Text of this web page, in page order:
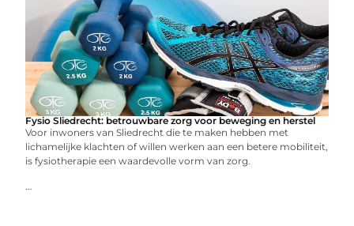
Fysio Sliedrecht: betrouwbare zorg voor beweging en herstel
Voor inwoners van Sliedrecht die te maken hebben met
lichamelijke klachten of willen werken aan een betere mobiliteit,
is fysiotherapie een waardevolle vorm van zorg.
...